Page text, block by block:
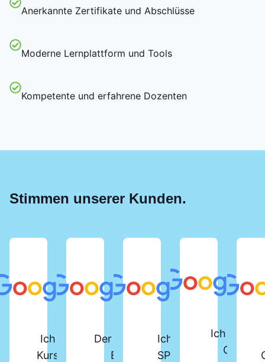
Anerkannte Zertifikate und Abschlüsse
Moderne Lernplattform und Tools
Kompetente und erfahrene Dozenten
Stimmen unserer Kunden.
Ich habe vor Kurzem den
Kurs „SPS-Programmierer“
Der SPS-Lehrgang beim
Berger Institut ist
Ich habe den
SPS-Kurs am
Ich habe
Online-